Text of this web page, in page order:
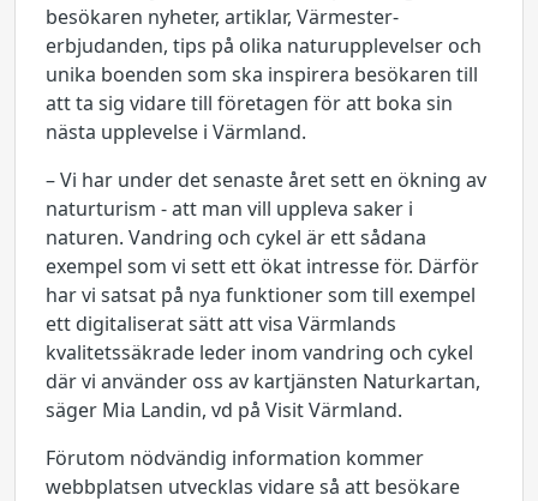
besökaren nyheter, artiklar, Värmester-
erbjudanden, tips på olika naturupplevelser och
unika boenden som ska inspirera besökaren till
att ta sig vidare till företagen för att boka sin
nästa upplevelse i Värmland.
– Vi har under det senaste året sett en ökning av
naturturism - att man vill uppleva saker i
naturen. Vandring och cykel är ett sådana
exempel som vi sett ett ökat intresse för. Därför
har vi satsat på nya funktioner som till exempel
ett digitaliserat sätt att visa Värmlands
kvalitetssäkrade leder inom vandring och cykel
där vi använder oss av kartjänsten Naturkartan,
säger Mia Landin, vd på Visit Värmland.
Förutom nödvändig information kommer
webbplatsen utvecklas vidare så att besökare